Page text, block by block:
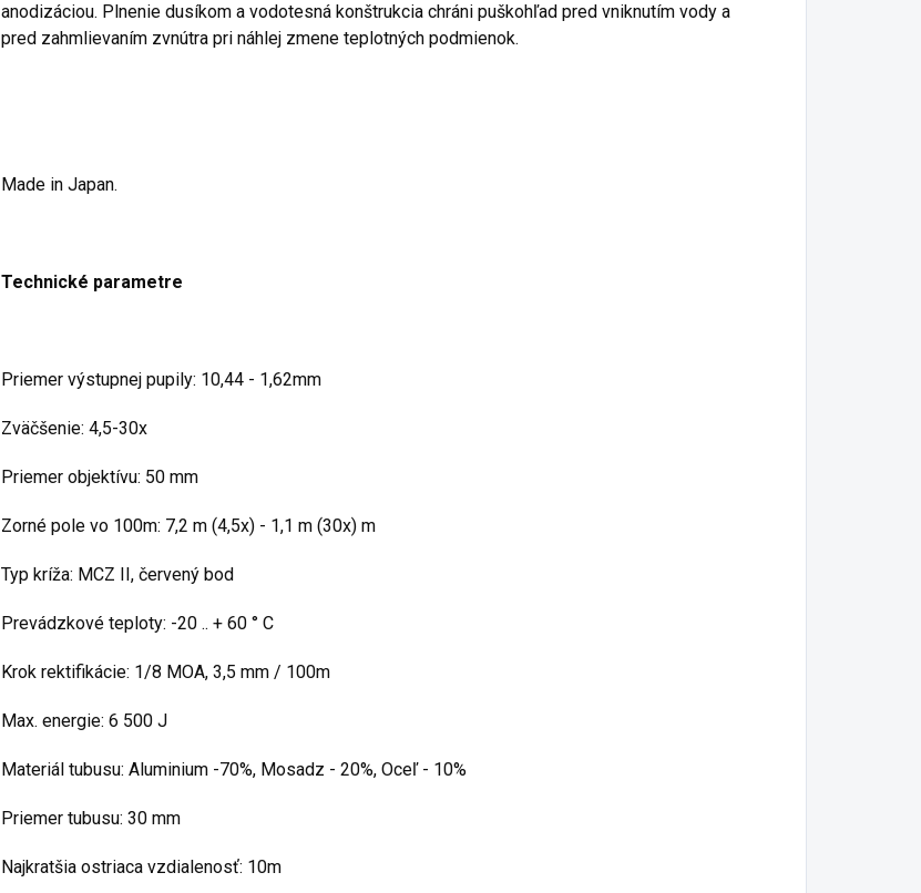
anodizáciou. Plnenie dusíkom a vodotesná konštrukcia chráni puškohľad pred vniknutím vody a
pred zahmlievaním zvnútra pri náhlej zmene teplotných podmienok.
Made in Japan.
Technické parametre
Priemer výstupnej pupily: 10,44 - 1,62mm
Zväčšenie: 4,5-30x
Priemer objektívu: 50 mm
Zorné pole vo 100m: 7,2 m (4,5x) - 1,1 m (30x) m
Typ kríža: MCZ II, červený bod
Prevádzkové teploty: -20 .. + 60 ° C
Krok rektifikácie: 1/8 MOA, 3,5 mm / 100m
Max. energie: 6 500 J
Materiál tubusu: Aluminium -70%, Mosadz - 20%, Oceľ - 10%
Priemer tubusu: 30 mm
Najkratšia ostriaca vzdialenosť: 10m